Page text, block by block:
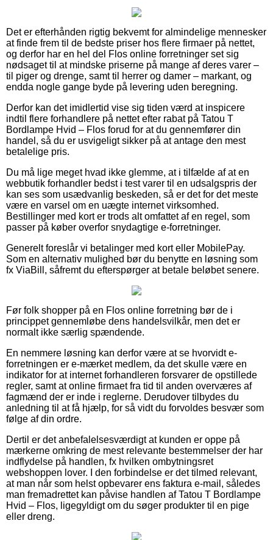
Det er efterhånden rigtig bekvemt for almindelige mennesker
at finde frem til de bedste priser hos flere firmaer på nettet,
og derfor har en hel del Flos online forretninger set sig
nødsaget til at mindske priserne på mange af deres varer –
til piger og drenge, samt til herrer og damer – markant, og
endda nogle gange byde på levering uden beregning.
Derfor kan det imidlertid vise sig tiden værd at inspicere
indtil flere forhandlere på nettet efter rabat på Tatou T
Bordlampe Hvid – Flos forud for at du gennemfører din
handel, så du er usvigeligt sikker på at antage den mest
betalelige pris.
Du må lige meget hvad ikke glemme, at i tilfælde af at en
webbutik forhandler bedst i test varer til en udsalgspris der
kan ses som usædvanlig beskeden, så er det for det meste
være en varsel om en uægte internet virksomhed.
Bestillinger med kort er trods alt omfattet af en regel, som
passer på køber overfor snydagtige e-forretninger.
Generelt foreslår vi betalinger med kort eller MobilePay.
Som en alternativ mulighed bør du benytte en løsning som
fx ViaBill, såfremt du efterspørger at betale beløbet senere.
Før folk shopper på en Flos online forretning bør de i
princippet gennemløbe dens handelsvilkår, men det er
normalt ikke særlig spændende.
En nemmere løsning kan derfor være at se hvorvidt e-
forretningen er e-mærket medlem, da det skulle være en
indikator for at internet forhandleren forsvarer de opstillede
regler, samt at online firmaet fra tid til anden overværes af
fagmænd der er inde i reglerne. Derudover tilbydes du
anledning til at få hjælp, for så vidt du forvoldes besvær som
følge af din ordre.
Dertil er det anbefalelsesværdigt at kunden er oppe på
mærkerne omkring de mest relevante bestemmelser der har
indflydelse på handlen, fx hvilken ombytningsret
webshoppen lover. I den forbindelse er det tilmed relevant,
at man når som helst opbevarer ens faktura e-mail, således
man fremadrettet kan påvise handlen af Tatou T Bordlampe
Hvid – Flos, ligegyldigt om du søger produkter til en pige
eller dreng.